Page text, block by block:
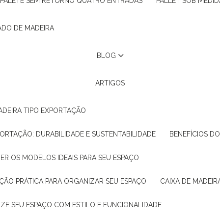
DE MADEIRA
BLOG
ARTIGOS
TIPO EXPORTAÇÃO
DURABILIDADE E SUSTENTABILIDADE BENEFÍCIOS
OS MODELOS IDEAIS PARA SEU ESPAÇO
PRÁTICA PARA ORGANIZAR SEU ESPAÇO CAIXA DE
SEU ESPAÇO COM ESTILO E FUNCIONALIDADE